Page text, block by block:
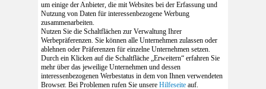
um einige der Anbieter, die mit Websites bei der Erfassung und
Nutzung von Daten für interessenbezogene Werbung
zusammenarbeiten.
Nutzen Sie die Schaltflächen zur Verwaltung Ihrer
Werbepräferenzen. Sie können alle Unternehmen zulassen oder
ablehnen oder Präferenzen für einzelne Unternehmen setzen.
Durch ein Klicken auf die Schaltfläche „Erweitern“ erfahren Sie
mehr über das jeweilige Unternehmen und dessen
interessenbezogenen Werbestatus in dem von Ihnen verwendeten
Browser. Bei Problemen rufen Sie unsere Hilfeseite auf.